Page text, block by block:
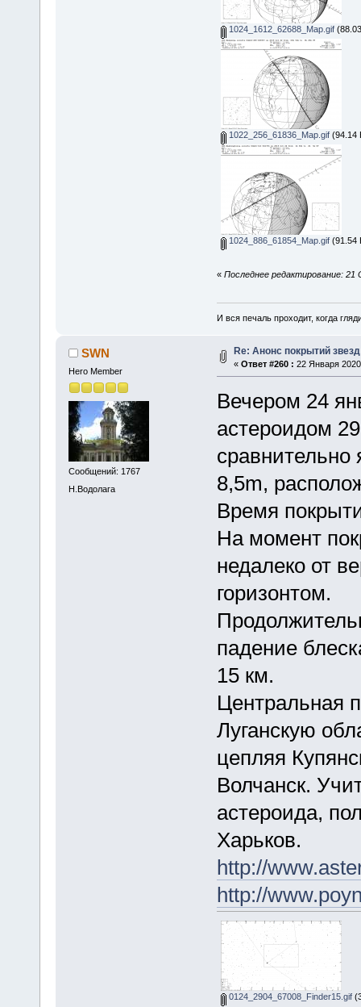
1024_1612_62688_Map.gif
1022_256_61836_Map.gif(94.14
1024_886_61854_Map.gif(91.54
« Последнее редактирование:
И вся печаль проходит, когда
SWN
Hero Member
Сообщений: 1767
Н.Водолага
Re: Анонс покрытий
« Ответ #260 : 22 Января
Вечером 24
астероидом
сравнительно
8,5m,
Время
На момент
недалеко от
горизонтом.
падение
15 км.
Центральная
Луганскую
цепляя
Волчанск.
астероида,
Харьков.
http://
http://
0124_2904_67008_Finder15.gif